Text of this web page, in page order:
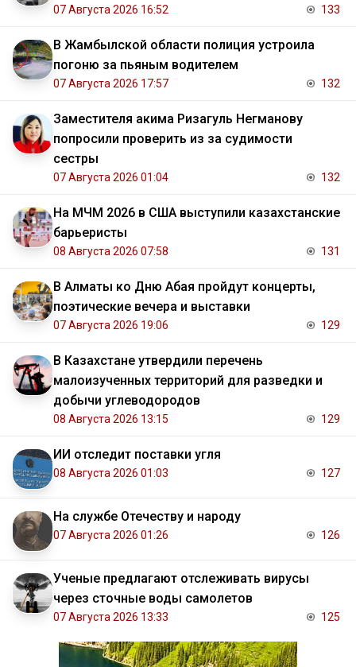
07 Августа 2026 16:52 133
В Жамбылской области полиция устроила
погоню за пьяным водителем
07 Августа 2026 17:57 132
Заместителя акима Ризагуль Негманову
попросили проверить из за судимости
сестры
07 Августа 2026 01:04 132
На МЧМ 2026 в США выступили казахстанские
барьеристы
08 Августа 2026 07:58 131
В Алматы ко Дню Абая пройдут концерты,
поэтические вечера и выставки
07 Августа 2026 19:06 129
В Казахстане утвердили перечень
малоизученных территорий для разведки и
добычи углеводородов
08 Августа 2026 13:15 129
ИИ отследит поставки угля
08 Августа 2026 01:03 127
На службе Отечеству и народу
07 Августа 2026 01:26 126
Ученые предлагают отслеживать вирусы
через сточные воды самолетов
07 Августа 2026 13:33 125